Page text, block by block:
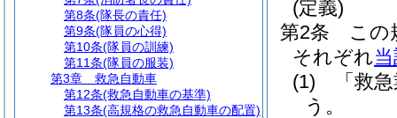
(定義)
第2条
この
それぞれ
(1)
「救
う。
第8条(隊長の責任)
第9条(隊員の心得)
第10条(隊員の訓練)
第11条(隊員の服装)
第3章
救急自動車
第12条(救急自動車の基準)
第13条(高規格の救急自動車の配置)